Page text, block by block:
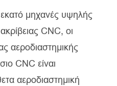
μηχανές υψηλής
CNC, οι
αεροδιαστημικής
CNC είναι
αεροδιαστημική